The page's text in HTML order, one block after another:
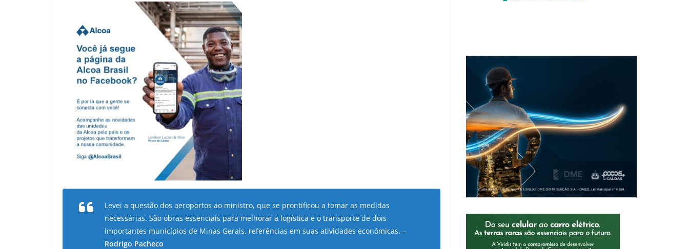
Levei a questão dos aeroportos ao ministro, que se prontificou a tomar as medidas
necessárias. São obras essenciais para melhorar a logística e o transporte de dois
importantes municípios de Minas Gerais, referências em suas atividades econômicas. –
Rodrigo Pacheco